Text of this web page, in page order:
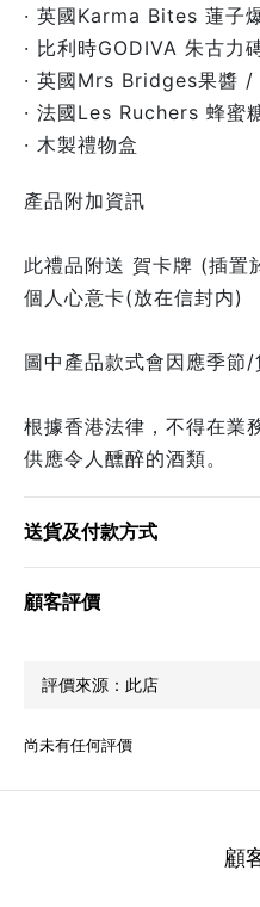
· 英國Karma Bites 蓮子
· 比利時GODIVA 朱古力
· 英國Mrs Bridges果醬
· 法國Les Ruchers 蜂蜜
· 木製禮物盒
產品附加資訊
此禮品附送 賀卡牌 (插
個人心意卡(放在信封内)
圖中產品款式會因應季節
根據香港法律，不得在業
供應令人醺醉的酒類。
送貨及付款方式
顧客評價
尚未有任何評價
顧